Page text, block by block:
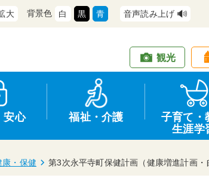
観光
安心 福祉・介護
子育て・
生涯学
大 背景色 白 黒 青 音声読み上げ
康・保健 第3次永平寺町保健計画（健康増進計画